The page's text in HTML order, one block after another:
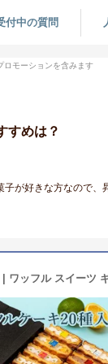
付中の質問
ロモーションを含みます
すめは？
が好きな方なので